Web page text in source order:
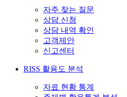
자주 찾는 질문
상담 신청
상담 내역 확인
고객제안
신고센터
RISS 활용도 분석
자료 현황 통계